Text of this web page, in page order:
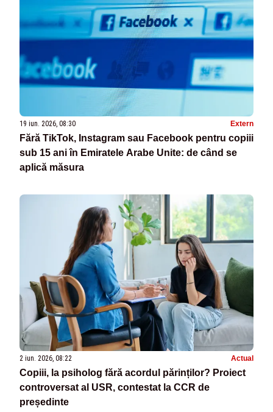
19 iun. 2026, 08:30 Extern
Fără TikTok, Instagram sau Facebook pentru copiii
sub 15 ani în Emiratele Arabe Unite: de când se
aplică măsura
2 iun. 2026, 08:22 Actual
Copiii, la psiholog fără acordul părinților? Proiect
controversat al USR, contestat la CCR de
președinte